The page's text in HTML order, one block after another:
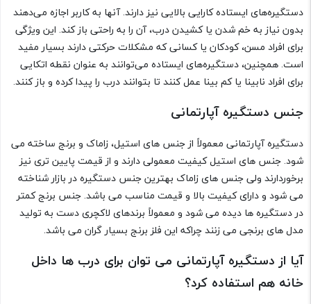
دستگیره‌های ایستاده کارایی بالایی نیز دارند. آنها به کاربر اجازه می‌دهند
بدون نیاز به خم شدن یا کشیدن درب، آن را به راحتی باز کند. این ویژگی
برای افراد مسن، کودکان یا کسانی که مشکلات حرکتی دارند بسیار مفید
است. همچنین، دستگیره‌های ایستاده می‌توانند به عنوان نقطه اتکایی
برای افراد نابینا یا کم بینا عمل کنند تا بتوانند درب را پیدا کرده و باز کنند.
جنس دستگیره آپارتمانی
دستگیره آپارتمانی معمولاً از جنس های استیل، زاماک و برنج ساخته می
شود. جنس های استیل کیفیت معمولی دارند و از قیمت پایین تری نیز
برخوردارند ولی جنس های زاماک بهترین جنس دستگیره در بازار شناخته
می شود و دارای کیفیت بالا و قیمت مناسب می باشد. جنس برنج کمتر
در دستگیره ها دیده می شود و معمولاً برندهای لاکچری دست به تولید
مدل های برنجی می زنند چراکه این فلز برنج بسیار گران می باشد.
آیا از دستگیره آپارتمانی می توان برای درب ها داخل
خانه هم استفاده کرد؟